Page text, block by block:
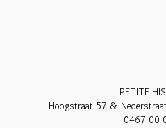
PETITE
Hoogstraat 57 &
0467 00